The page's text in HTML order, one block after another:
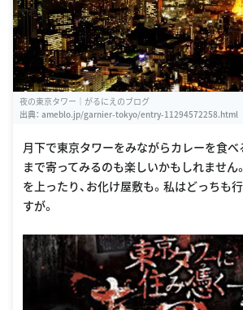
夜の東京タワー｜がるにえのブログ
出典： ameblo.jp/garnier-tokyo/entry-11294572258.html
月下で東京タワーをみながらカレーを食べ
まで寄ってみるのも楽しいかもしれません
を上ったり、お化け屋敷も。私はどっちも
すが。